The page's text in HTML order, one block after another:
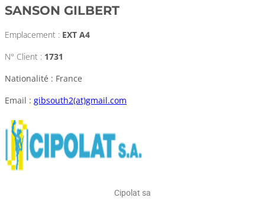
SANSON GILBERT
Emplacement : EXT A4
N° Client : 1731
Nationalité : France
Email : gibsouth2(at)gmail.com
Cipolat sa